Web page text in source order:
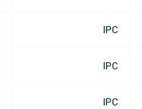
IPC
IPC
IPC